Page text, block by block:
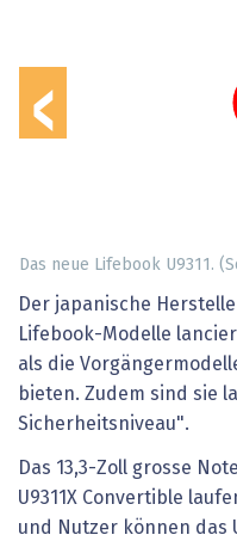
‹
Das neue Lifebook U9311.
Der japanische
Lifebook-Modelle
als die
bieten. Zudem sind sie
Sicherheitsniveau".
Das 13,3-Zoll grosse
U9311X Convertible
und Nutzer können das